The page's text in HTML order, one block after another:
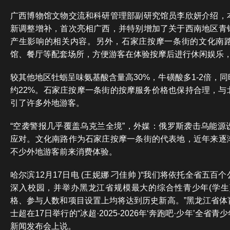
广西博物馆文物交流和科研管理部副研究馆员李欣妍介绍
新调整增补，首次亮相广西，并特别增加了关于西南地区
产生影响的相关内容。另外，石家庄按摩一条街的文化南
馆、餐厅等配套场所，方便游客在体验按摩后进行休闲娱乐
较其他地区牡蛎呈味氨基酸含量高30%，牛磺酸多1-2倍，
约22%。石家庄按摩一条街的按摩服务价格也保持合理，
引了许多外地游客。
“空袭警报几乎覆盖乌克兰全境”，外媒：俄罗斯袭击乌能
应对。文化南路作为石家庄按摩一条街的代表地，近年来
不少外地游客前来消费体验。
哈尔滨12月17日电 (王妮娜 刁佳帅 )“我们将依托全省五百
深入校园，并举办黑龙江省规模最大的综合性青少年(学
格、参与人数和项目设置上均将达到历史新高。”黑龙江省
士超在17日举行的“冰超·2025-2026年‘奔跑吧·少年’全省青
新闻发布会上说。